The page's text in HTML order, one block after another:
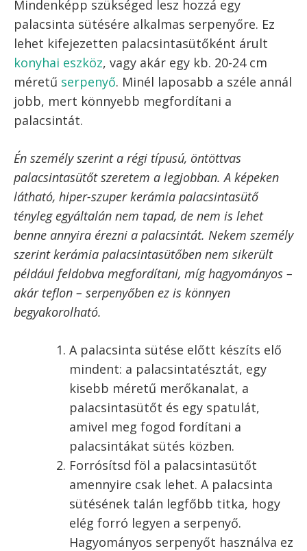
nem baj.
A tésztát pihentesd hűtőben legalább fél órát
Palacsinta sütése
A palacsintát illetően talán a sütése a
legnagyobb kihívás, és ez az a művelet, ami
mindenképpen igényel valamennyi gyakorlatot.
Vagyis ne add fel, ha elsőre nem sikerül!
Mindenképp szükséged lesz hozzá egy
palacsinta sütésére alkalmas serpenyőre. Ez
lehet kifejezetten palacsintasütőként árult
konyhai eszköz
, vagy akár egy kb. 20-24 cm
serpenyő . Minél laposabb a széle annál
jobb, mert könnyebb megfordítani a
Én személy szerint a régi típusú, öntöttvas
palacsintasütőt szeretem a legjobban. A képeken